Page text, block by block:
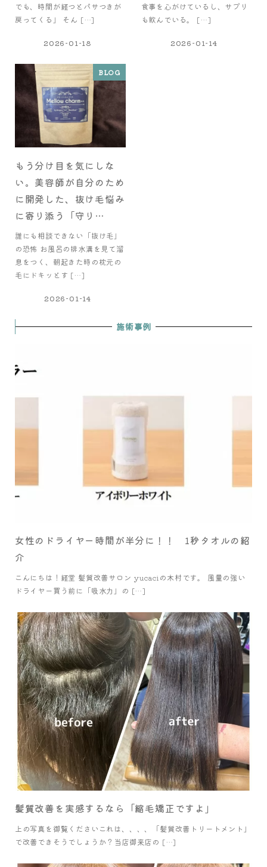
でも、時間が経つとパサつきが
戻ってくる」 そん […]
2026-01-18
食事を心がけているし、サプリ
も飲んでいる。 […]
2026-01-14
BLOG
もう分け目を気にしな
い。美容師が自分のため
に開発した、抜け毛悩み
に寄り添う「守り…
誰にも相談できない「抜け毛」
の恐怖 お風呂の排水溝を見て溜
息をつく、朝起きた時の枕元の
毛にドキッとす […]
2026-01-14
施術事例
女性のドライヤー時間が半分に！！ 1秒タオルの紹
介
こんにちは！経堂 髪質改善サロン yucaciの木村です。 風量の強い
ドライヤー買う前に「吸水力」の […]
髪質改善を実感するなら「縮毛矯正ですよ」
上の写真を御覧くださいこれは、、、、「髪質改善トリートメント」
で改善できそうでしょうか？当店御来店の […]